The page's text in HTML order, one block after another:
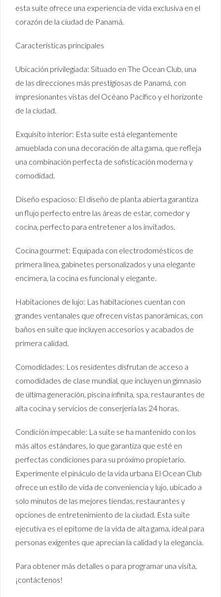
esta suite ofrece una experiencia de vida exclusiva en el
corazón de la ciudad de Panamá.
Características principales
Ubicación privilegiada: Situado en The Ocean Club, una
de las direcciones más prestigiosas de Panamá, con
impresionantes vistas del Océano Pacífico y el horizonte
de la ciudad.
Exquisito interior: Esta suite está elegantemente
amueblada con una decoración de alta gama, que refleja
una combinación perfecta de sofisticación moderna y
comodidad.
Diseño espacioso: El diseño de planta abierta garantiza
un flujo perfecto entre las áreas de estar, comedor y
cocina, perfecto para entretener a los invitados.
Cocina gourmet: Equipada con electrodomésticos de
primera línea, gabinetes personalizados y una elegante
encimera, la cocina es funcional y elegante.
Habitaciones de lujo: Las habitaciones cuentan con
grandes ventanales que ofrecen vistas panorámicas, con
baños en suite que incluyen accesorios y acabados de
primera calidad.
Comodidades: Los residentes disfrutan de acceso a
comodidades de clase mundial, que incluyen un gimnasio
de última generación, piscina infinita, spa, restaurantes de
alta cocina y servicios de conserjería las 24 horas.
Condición impecable: La suite se ha mantenido con los
más altos estándares, lo que garantiza que esté en
perfectas condiciones para su próximo propietario.
Experimente el pináculo de la vida urbana El Ocean Club
ofrece un estilo de vida de conveniencia y lujo, ubicado a
solo minutos de las mejores tiendas, restaurantes y
opciones de entretenimiento de la ciudad. Esta suite
ejecutiva es el epítome de la vida de alta gama, ideal para
personas exigentes que aprecian la calidad y la elegancia.
Para obtener más detalles o para programar una visita,
¡contáctenos!